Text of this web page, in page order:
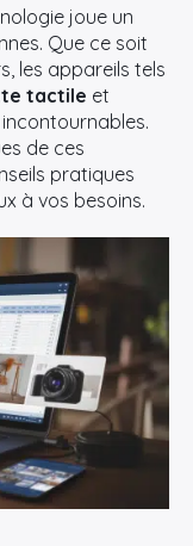
joue un
Que ce soit
les appareils tels
tactile et
de ces
pratiques
à vos besoins.